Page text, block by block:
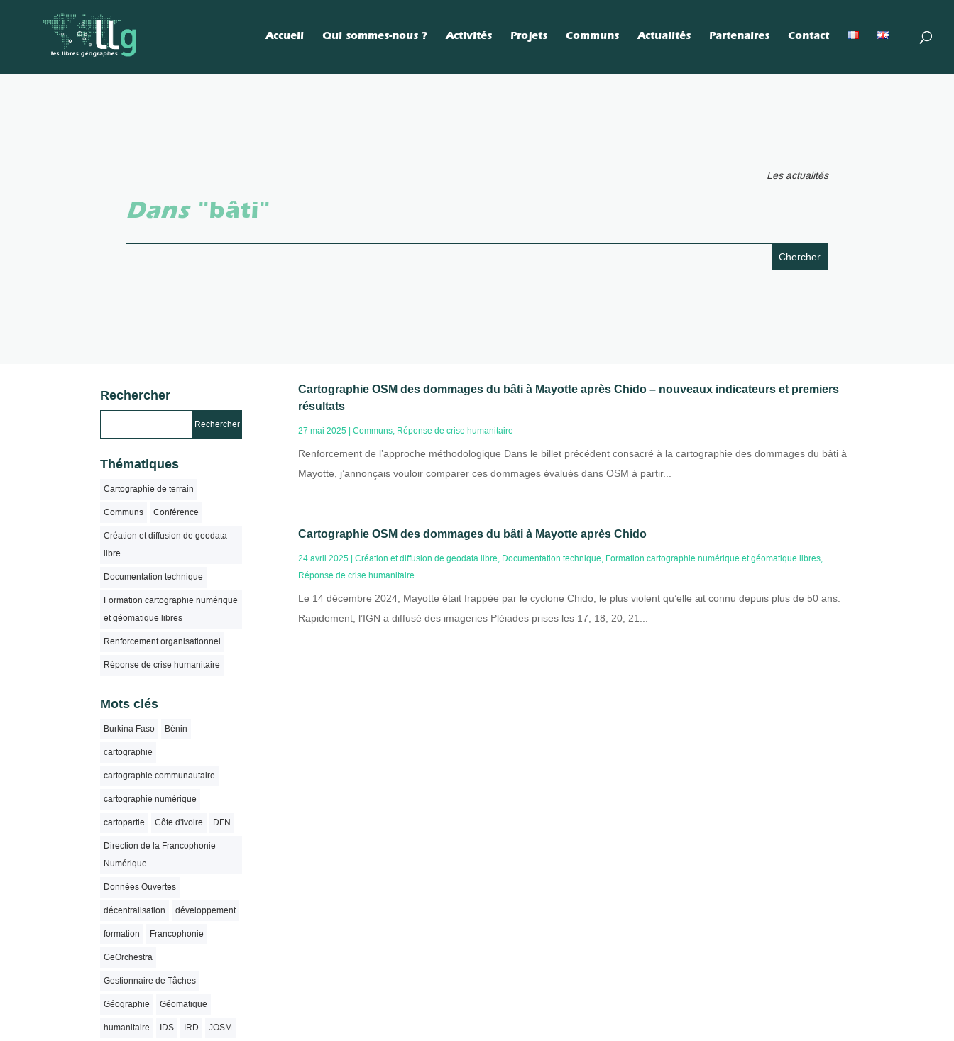
Accueil Qui sommes-nous ? Activités Projets Communs Actualités Partenaires Contact
Les actualités
Dans"bâti"
Rechercher
Thématiques
Cartographie de terrain
Communs Conférence
Création et diffusion de geodata
libre
Documentation technique
Formation cartographie numérique
et géomatique libres
Renforcement organisationnel
Réponse de crise humanitaire
Mots clés
Burkina Faso Bénin
cartographie
cartographie communautaire
cartographie numérique
cartopartie Côte d'Ivoire DFN
Direction de la Francophonie
Numérique
Données Ouvertes
décentralisation développement
formation Francophonie
GeOrchestra
Gestionnaire de Tâches
Géographie Géomatique
humanitaire IDS IRD JOSM
Cartographie OSM des dommages du bâti à Mayotte après Chido – nouveaux indicateurs et premiers
résultats
27 mai 2025 |Communs, Réponse de crise humanitaire
Renforcement de l’approche méthodologique Dans le billet précédent consacré à la cartographie des dommages du bâti à
Mayotte, j’annonçais vouloir comparer ces dommages évalués dans OSM à partir...
Cartographie OSM des dommages du bâti à Mayotte après Chido
24 avril 2025 |Création et diffusion de geodata libre, Documentation technique, Formation cartographie numérique et géomatique libres,
Réponse de crise humanitaire
Le 14 décembre 2024, Mayotte était frappée par le cyclone Chido, le plus violent qu’elle ait connu depuis plus de 50 ans.
Rapidement, l’IGN a diffusé des imageries Pléiades prises les 17, 18, 20, 21...